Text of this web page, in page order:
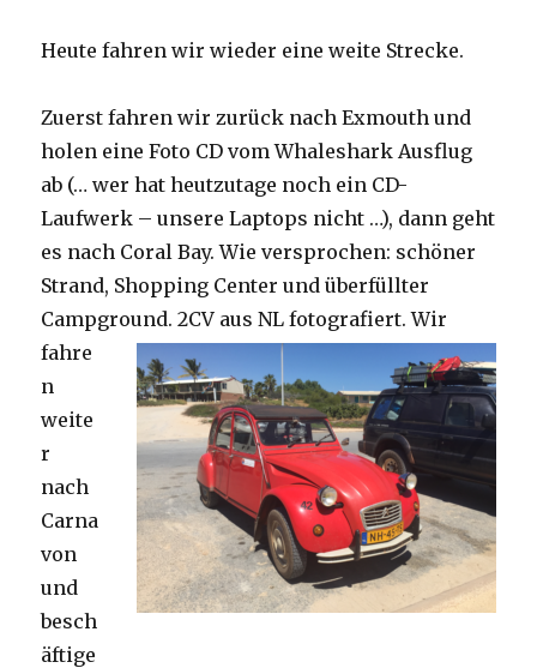
Heute fahren wir wieder eine weite Strecke.
Zuerst fahren wir zurück nach Exmouth und
holen eine Foto CD vom Whaleshark Ausflug
ab (… wer hat heutzutage noch ein CD-
Laufwerk – unsere Laptops nicht …), dann geht
es nach Coral Bay. Wie versprochen: schöner
Strand, Shopping Center und überfüllter
Campground.2CV aus NL fotografiert. Wir
fahre
n
weite
r
nach
Carna
von
und
besch
äftige